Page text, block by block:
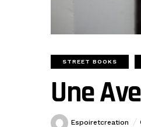
STREET BOOKS
Une
Espoiretcreation